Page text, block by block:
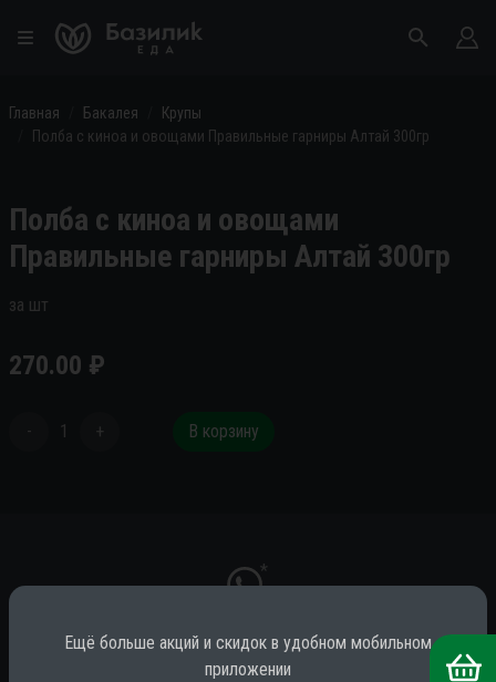
Главная Бакалея
Крупы
Полба с киноа и овощами Правильные гарниры Алтай 300гр
Полба с киноа и овощами
Правильные гарниры Алтай 300гр
за шт
270.00 ₽
- 1 + В корзину
*
* принадлежит компании Meta (признана экстремистской на территории
Ещё больше акций и скидок в удобном мобильном
приложении